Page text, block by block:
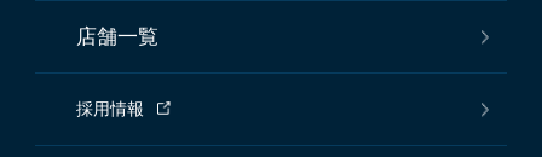
店舗一覧
採用情報